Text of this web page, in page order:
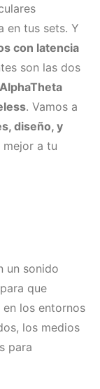
en tus sets. Y
con latencia
son las dos
AlphaTheta
. Vamos a
diseño, y
mejor a tu
un sonido
que
los entornos
los medios
para